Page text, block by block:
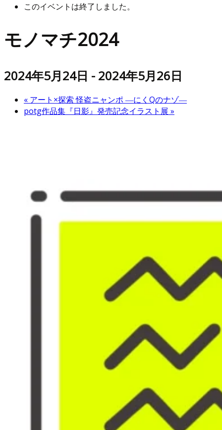
このイベントは終了しました。
モノマチ2024
2024年5月24日 - 2024年5月26日
« アート×探索 怪盗ニャンポ ―にくQのナゾ―
potg作品集『日影』発売記念イラスト展 »